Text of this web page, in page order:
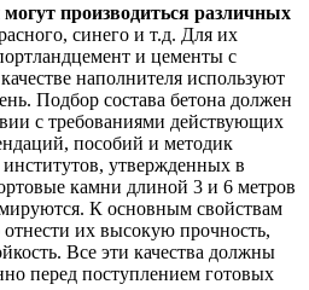
производиться различных
синего и т.д. Для их
и цементы с
наполнителя используют
Подбор состава бетона должен
с требованиями действующих
пособий и методик
институтов, утвержденных в
камни длиной 3 и 6 метров
К основным свойствам
их высокую прочность,
Все эти качества должны
перед поступлением готовых